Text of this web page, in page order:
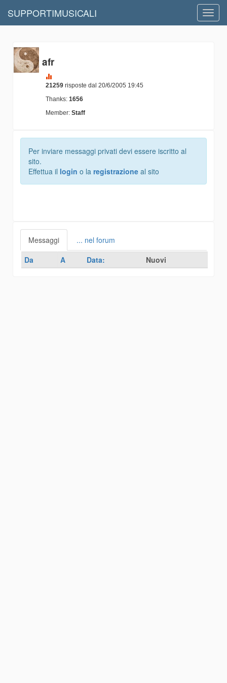
SUPPORTIMUSICALI
afr
21259 risposte dal 20/6/2005 19:45
Thanks: 1656
Member: Staff
Per inviare messaggi privati devi essere iscritto al
sito.
Effettua il login o la registrazione al sito
Messaggi
... nel forum
Da
A Data: Nuovi